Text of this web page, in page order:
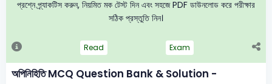
প্রশ্নে প্র্যাকটিস করুন, নিয়মিত মক টেস্ট দিন এবং সহজে PDF ডাউনলোড করে পরীক্ষার
সঠিক প্রস্তুতি নিন।
Read Exam
অপিনিহিতি MCQ Question Bank & Solution -